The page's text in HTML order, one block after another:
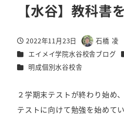
【水谷】教科書
投稿日
2022年11月23日
著
者
石橋 凌
カテゴリー
エイメイ学院水谷校舎ブログ
カテゴリー
明成個別水谷校舎
２学期末テストが終わり始め
テストに向けて勉強を始めて